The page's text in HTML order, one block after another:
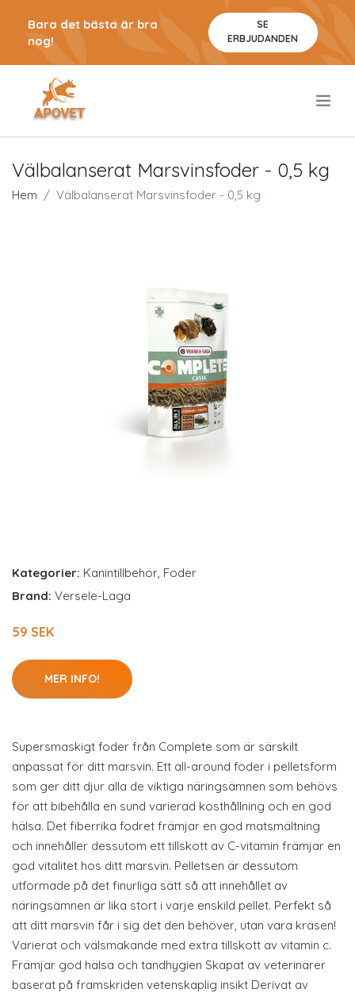
Bara det bästa är bra
nog!
SE
ERBJUDANDEN
Välbalanserat Marsvinsfoder - 0,5 kg
Hem Välbalanserat Marsvinsfoder - 0,5 kg
Kategorier: Kanintillbehör, Foder
Brand: Versele-Laga
59 SEK
MER INFO!
Supersmaskigt foder från Complete som är särskilt
anpassat för ditt marsvin. Ett all-around foder i pelletsform
som ger ditt djur alla de viktiga näringsämnen som behövs
för att bibehålla en sund varierad kosthållning och en god
hälsa. Det fiberrika fodret främjar en god matsmältning
och innehåller dessutom ett tillskott av C-vitamin främjar en
god vitalitet hos ditt marsvin. Pelletsen är dessutom
utformade på det finurliga sätt så att innehållet av
näringsämnen är lika stort i varje enskild pellet. Perfekt så
att ditt marsvin får i sig det den behöver, utan vara kräsen!
Varierat och välsmakande med extra tillskott av vitamin c.
Främjar god hälsa och tandhygien Skapat av veterinärer
baserat på framskriden vetenskaplig insikt Derivat av